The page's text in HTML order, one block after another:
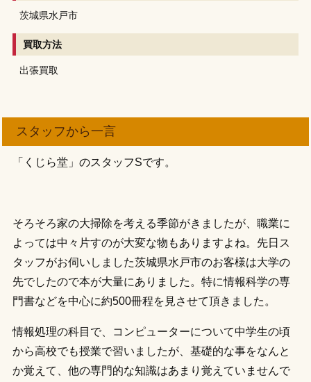
茨城県水戸市
買取方法
出張買取
スタッフから一言
「くじら堂」のスタッフSです。
そろそろ家の大掃除を考える季節がきましたが、職業に
よっては中々片すのが大変な物もありますよね。先日ス
タッフがお伺いしました茨城県水戸市のお客様は大学の
先でしたので本が大量にありました。特に情報科学の専
門書などを中心に約500冊程を見させて頂きました。
情報処理の科目で、コンピューターについて中学生の頃
から高校でも授業で習いましたが、基礎的な事をなんと
か覚えて、他の専門的な知識はあまり覚えていませんで